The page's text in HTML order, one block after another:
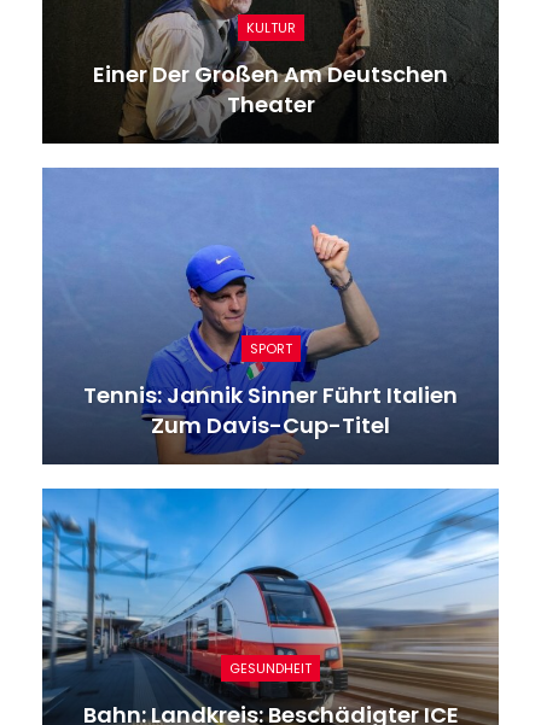
KULTUR
Einer Der Großen Am Deutschen
Theater
SPORT
Tennis: Jannik Sinner Führt Italien
Zum Davis-Cup-Titel
GESUNDHEIT
Bahn: Landkreis: Beschädigter ICE